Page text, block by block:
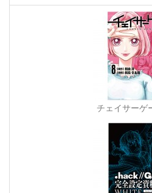
チェイサーゲ